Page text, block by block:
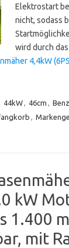
Elektrostart
nicht, sodass
wird durch
4,4kW
44kW, 46cm ,
,
kW
1.400
mit